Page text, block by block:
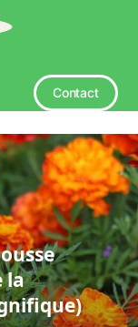
Contact
la